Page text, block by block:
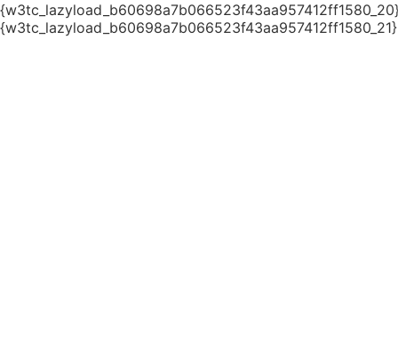
{w3tc_lazyload_b60698a7b066523f43aa957412ff1580_21}